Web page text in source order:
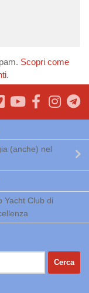
Scopri come
.
(anche) nel
Yacht Club di